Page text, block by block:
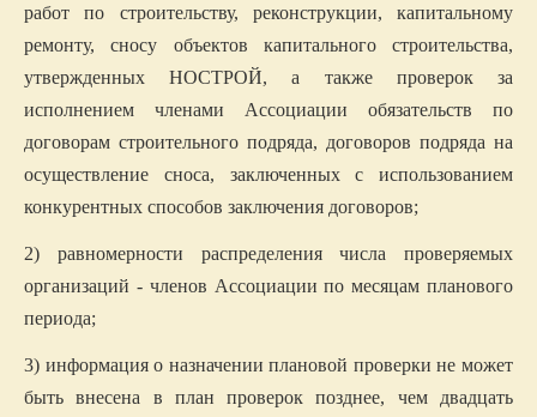
работ по строительству, реконструкции, капитальному
ремонту, сносу объектов капитального строительства,
утвержденных НОСТРОЙ, а также проверок за
исполнением членами Ассоциации обязательств по
договорам строительного подряда, договоров подряда на
осуществление сноса, заключенных с использованием
конкурентных способов заключения договоров;
2) равномерности распределения числа проверяемых
организаций - членов Ассоциации по месяцам планового
периода;
3) информация о назначении плановой проверки не может
быть внесена в план проверок позднее, чем двадцать